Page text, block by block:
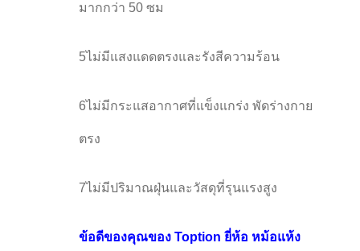
มากกว่า 50 ซม
5ไม่มีแสงแดดตรงและรังสีความร้อน
6ไม่มีกระแสอากาศที่แข็งแกร่ง พัดร่างกาย
ตรง
7ไม่มีปริมาณฝุ่นและวัสดุที่รุนแรงสูง
ข้อดีของคุณของ Toption ยี่ห้อ หม้อแห้ง